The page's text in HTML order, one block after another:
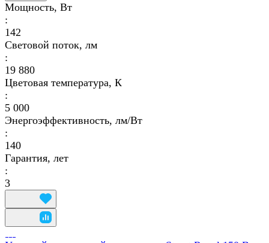
Мощность, Вт
:
142
Световой поток, лм
:
19 880
Цветовая температура, К
:
5 000
Энергоэффективность, лм/Вт
:
140
Гарантия, лет
:
3